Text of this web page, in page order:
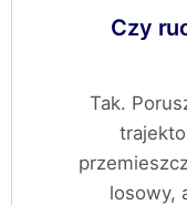
Czy
Tak.
losowy,